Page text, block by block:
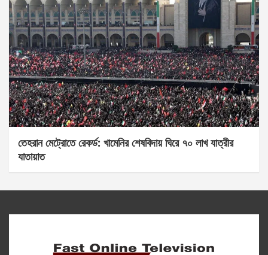
তেহরান মেট্রোতে রেকর্ড: খামেনির শেষবিদায় ঘিরে ৭০ লাখ যাত্রীর
যাতায়াত